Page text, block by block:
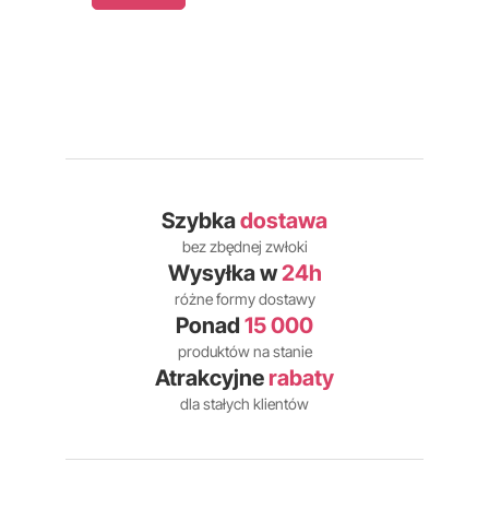
Szybkadostawa
bez zbędnej zwłoki
Wysyłka w24h
różne formy dostawy
Ponad 15 000
produktów na stanie
Atrakcyjne rabaty
dla stałych klientów